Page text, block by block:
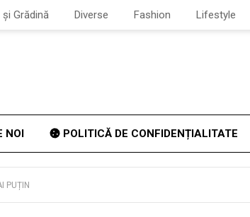
Grădină Diverse Fashion Lifestyle
NOI POLITICĂ DE CONFIDENȚIALITATE
PUȚIN